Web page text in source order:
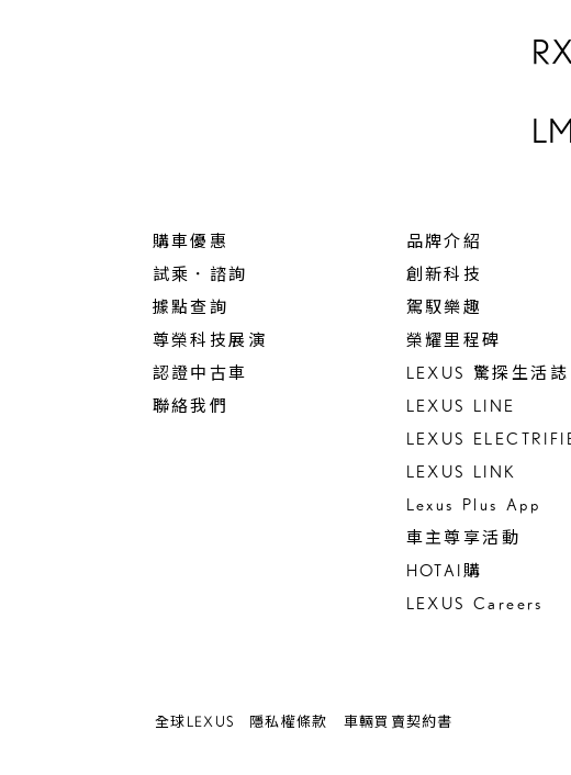
RX
購車優惠
試乘．諮詢
據點查詢
尊榮科技展演
認證中古車
聯絡我們
品牌介紹
創新科技
駕馭樂趣
榮耀里程碑
LEXUS 驚探生活誌
LEXUS LINE
LEXUS
LEXUS LINK
Lexus Plus App
車主尊享活動
HOTAI購
LEXUS Careers
全球LEXUS 隱私權條款 車輛買賣契約書